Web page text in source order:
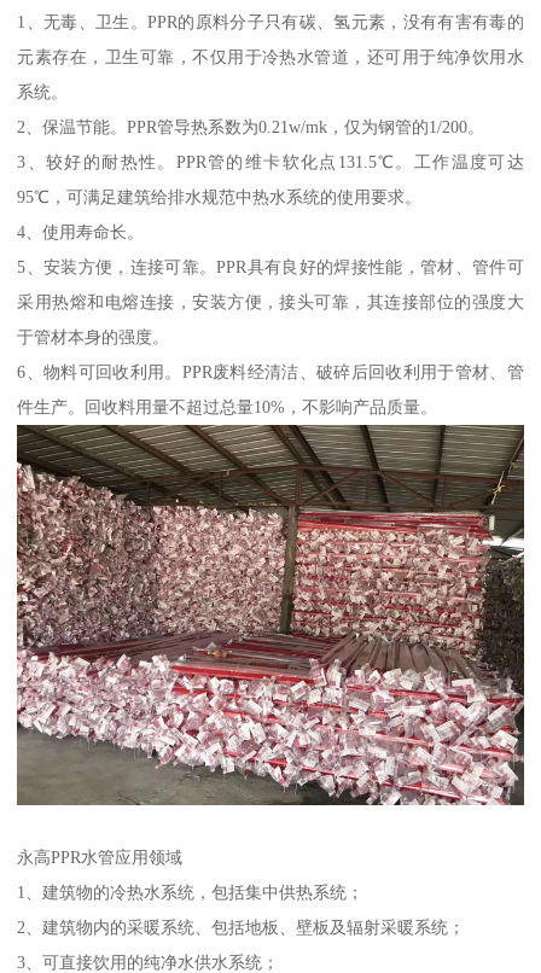
1、无毒、卫生。PPR的原料分子只有碳、氢元素，没有有害有毒的
元素存在，卫生可靠，不仅用于冷热水管道，还可用于纯净饮用水
系统。
2、保温节能。PPR管导热系数为0.21w/mk，仅为钢管的1/200。
3、较好的耐热性。PPR管的维卡软化点131.5℃。工作温度可达
95℃，可满足建筑给排水规范中热水系统的使用要求。
4、使用寿命长。
5、安装方便，连接可靠。PPR具有良好的焊接性能，管材、管件可
采用热熔和电熔连接，安装方便，接头可靠，其连接部位的强度大
于管材本身的强度。
6、物料可回收利用。PPR废料经清洁、破碎后回收利用于管材、管
件生产。回收料用量不超过总量10%，不影响产品质量。
永高PPR水管应用领域
1、建筑物的冷热水系统，包括集中供热系统；
2、建筑物内的采暖系统、包括地板、壁板及辐射采暖系统；
3、可直接饮用的纯净水供水系统；